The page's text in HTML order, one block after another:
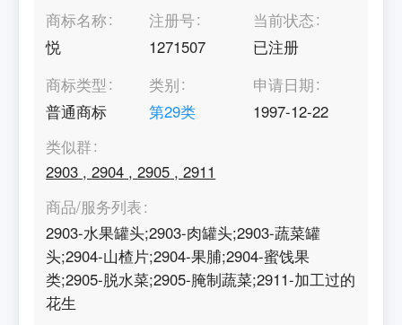
商标名称
悦
注册号
1271507
当前状态
已注册
商标类型
普通商标
类别
第29类
申请日期
1997-12-22
类似群
2903 ,2904 ,2905 ,2911
商品/服务列表
2903-水果罐头;2903-肉罐头;2903-蔬菜罐
头;2904-山楂片;2904-果脯;2904-蜜饯果
类;2905-脱水菜;2905-腌制蔬菜;2911-加工过的
花生